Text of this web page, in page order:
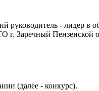
руководитель - лидер в
г. Заречный Пензенской
(далее - конкурс).